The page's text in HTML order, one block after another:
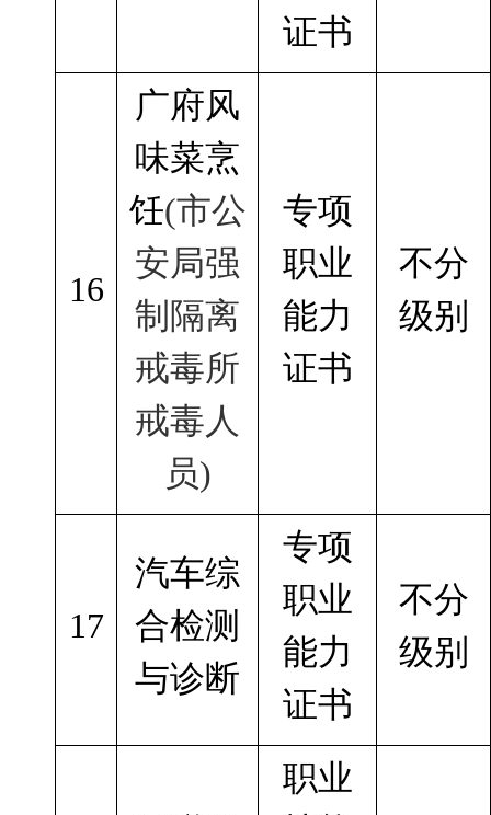
证书
16
广府风
味菜烹
饪(市公
安局强
制隔离
戒毒所
戒毒人
员)
专项
职业
能力
证书
不分
级别
17
汽车综
合检测
与诊断
专项
职业
能力
证书
不分
级别
职业